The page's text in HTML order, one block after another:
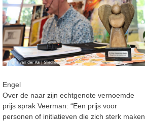
Engel
Over de naar zijn echtgenote vernoemde
prijs sprak Veerman: “Een prijs voor
personen of initiatieven die zich sterk maken